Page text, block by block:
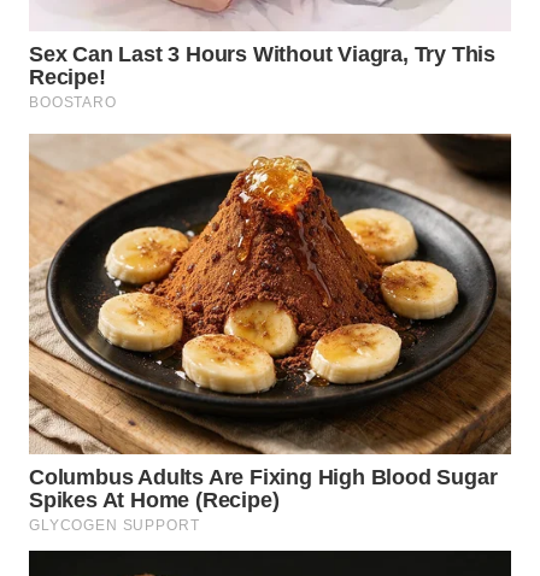
WN
SUMEDANG
WN
CIANJUR
WN
KEPULAUAN
SERIBU
WN
TANGERANG
WN
BINJAI
WN
CIREBON